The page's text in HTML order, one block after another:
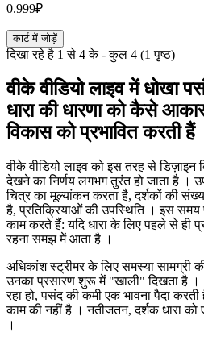
0.999₽
कार्ट में जोड़ें
दिखा रहे है 1 से 4 के - कुल 4 (1 पृष्ठ)
वीके वीडियो लाइव में धोखा
धारा की धारणा को कैसे
विकास को प्रभावित करती हैं
वीके वीडियो लाइव को इस तरह से डिज़ाइन
देखने का निर्णय लगभग तुरंत हो जाता है ।
चित्र का मूल्यांकन करता है, दर्शकों की
है, प्रतिक्रियाओं की उपस्थिति । इस
काम करते हैं: यदि धारा के लिए पहले से ही
रहना समझ में आता है ।
अधिकांश स्ट्रीमर के लिए समस्या सामग्री
उनका प्रसारण शुरू में "खाली" दिखता है
रहा हो, पसंद की कमी एक भावना पैदा
काम की नहीं है । नतीजतन, दर्शक धारा को
।